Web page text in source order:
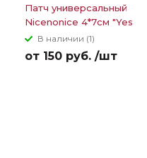
Патч универсальный
Nicenonice 4*7см "Yes
of course"
В наличии (1)
от 150 руб. /шт